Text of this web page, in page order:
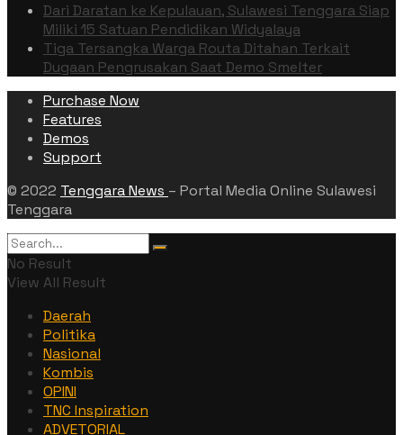
Dari Daratan ke Kepulauan, Sulawesi Tenggara Siap
Miliki 15 Satuan Pendidikan Widyalaya
Tiga Tersangka Warga Routa Ditahan Terkait
Dugaan Pengrusakan Saat Demo Smelter
Purchase Now
Features
Demos
Support
© 2022 Tenggara News – Portal Media Online Sulawesi
Tenggara
No Result
View All Result
Daerah
Politika
Nasional
Kombis
OPINI
TNC Inspiration
ADVETORIAL